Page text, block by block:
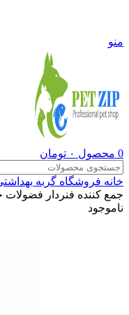
منو
0 محصول ۰ تومان
خانه فروشگاه گربه
جمع کننده فنردار فضولات
ناموجود